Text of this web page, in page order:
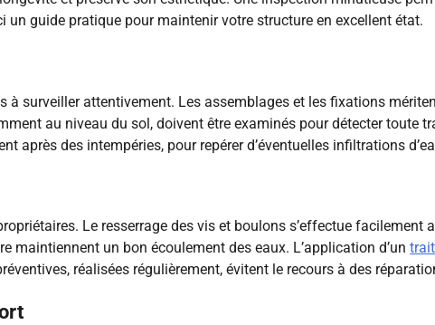
un guide pratique pour maintenir votre structure en excellent état.
surveiller attentivement. Les assemblages et les fixations
au niveau du sol, doivent être examinés pour détecter toute
après des intempéries, pour repérer d’éventuelles infiltrations
Le resserrage des vis et boulons s’effectue facilement
maintiennent un bon écoulement des eaux. L’application d’un
réalisées régulièrement, évitent le recours à des